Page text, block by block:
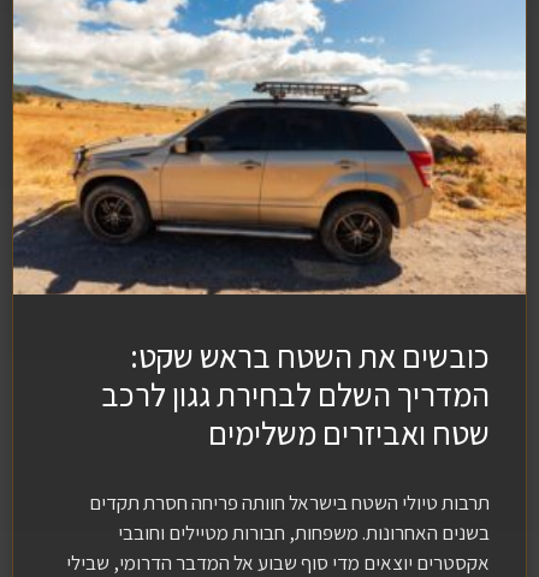
כובשים את השטח בראש שקט:
המדריך השלם לבחירת גגון לרכב
שטח ואביזרים משלימים
תרבות טיולי השטח בישראל חוותה פריחה חסרת תקדים
בשנים האחרונות. משפחות, חבורות מטיילים וחובבי
אקסטרים יוצאים מדי סוף שבוע אל המדבר הדרומי, שבילי